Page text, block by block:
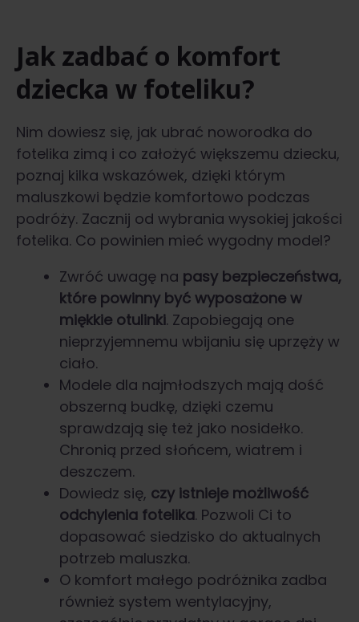
Jak zadbać o komfort
dziecka w foteliku?
Nim dowiesz się, jak ubrać noworodka do
fotelika zimą i co założyć większemu dziecku,
poznaj kilka wskazówek, dzięki którym
maluszkowi będzie komfortowo podczas
podróży. Zacznij od wybrania wysokiej jakości
fotelika. Co powinien mieć wygodny model?
Zwróć uwagę na pasy bezpieczeństwa,
które powinny być wyposażone w
miękkie otulinki. Zapobiegają one
nieprzyjemnemu wbijaniu się uprzęży w
ciało.
Modele dla najmłodszych mają dość
obszerną budkę, dzięki czemu
sprawdzają się też jako nosidełko.
Chronią przed słońcem, wiatrem i
deszczem.
Dowiedz się, czy istnieje możliwość
odchylenia fotelika. Pozwoli Ci to
dopasować siedzisko do aktualnych
potrzeb maluszka.
O komfort małego podróżnika zadba
również system wentylacyjny,